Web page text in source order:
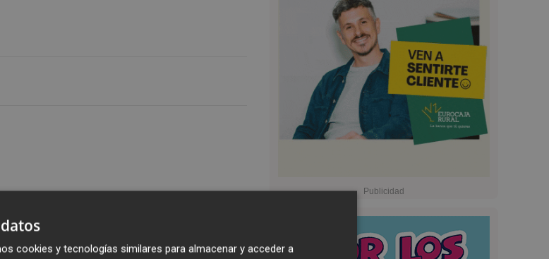
cookies y tecnologías similares para almacenar y acceder a